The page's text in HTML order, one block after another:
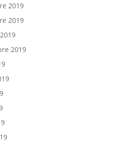
2019
2019
2019